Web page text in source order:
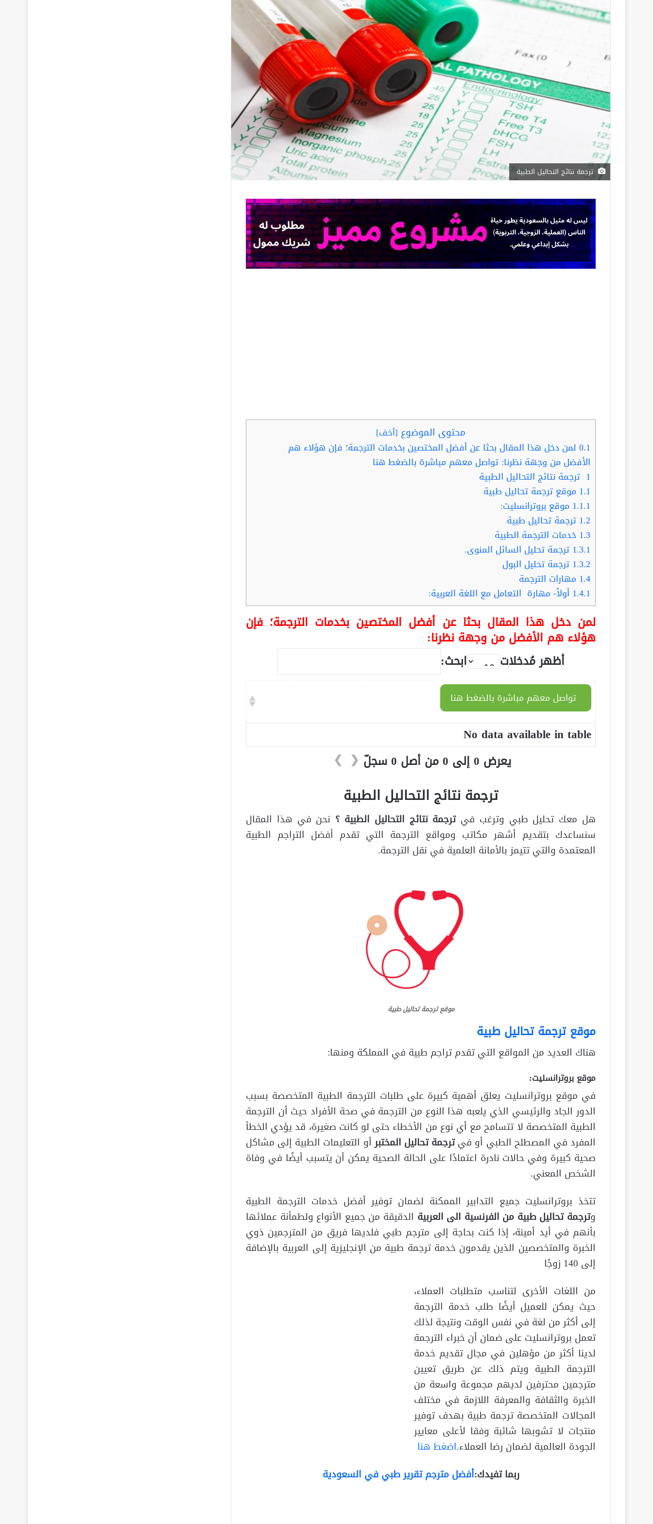
ترجمة نتائج التحاليل الطبية
محتوى الموضوع [أخف]
0.1 لمن دخل هذا المقال بحثا عن أفضل المختصين بخدمات الترجمة؛ فإن هؤلاء هم
الأفضل من وجهة نظرنا: تواصل معهم مباشرة بالضغط هنا
1 ترجمة نتائج التحاليل الطبية
1.1 موقع ترجمة تحاليل طبية
1.1.1 موقع بروترانسليت:
1.2 ترجمة تحاليل طبية
1.3 خدمات الترجمة الطبية
1.3.1 ترجمة تحليل السائل المنوى.
1.3.2 ترجمة تحليل البول
1.4 مهارات الترجمة
1.4.1 أولاً- مهارة التعامل مع اللغة العربية:
لمن دخل هذا المقال بحثا عن أفضل المختصين بخدمات الترجمة؛ فإن
هؤلاء هم الأفضل من وجهة نظرنا:
أظهر مُدخلات
ابحث:
تواصل معهم مباشرة بالضغط هنا
No data available in table
يعرض 0 إلى 0 من أصل 0 سجلّ
❮
❯
ترجمة نتائج التحاليل الطبية
هل معك تحليل طبي وترغب فيترجمة نتائج التحاليل الطبية ؟ نحن في هذا المقال
سنساعدك بتقديم أشهر مكاتب ومواقع الترجمة التي تقدم أفضل التراجم الطبية
المعتمدة والتي تتيمز بالأمانة العلمية في نقل الترجمة.
موقع ترجمة تحاليل طبية
موقع ترجمة تحاليل طبية
هناك العديد من المواقع التي تقدم تراجم طبية في المملكة ومنها:
موقع بروترانسليت:
في موقع بروترانسليت يعلق أهمية كبيرة على طلبات الترجمة الطبية المتخصصة بسبب
الدور الجاد والرئيسي الذي يلعبه هذا النوع من الترجمة في صحة الأفراد حيث أن الترجمة
الطبية المتخصصة لا تتسامح مع أي نوع من الأخطاء حتى لو كانت صغيرة، قد يؤدي الخطأ
المفرد في المصطلح الطبي أو فيترجمة تحاليل المختبرأو التعليمات الطبية إلى مشاكل
صحية كبيرة وفي حالات نادرة اعتمادًا على الحالة الصحية يمكن أن يتسبب أيضًا في وفاة
الشخص المعني.
تتخذ بروترانسليت جميع التدابير الممكنة لضمان توفير أفضل خدمات الترجمة الطبية
وترجمة تحاليل طبية من الفرنسية الى العربية الدقيقة من جميع الأنواع ولطمأنة عملائها
بأنهم في أيد أمينة، إذا كنت بحاجة إلى مترجم طبي فلديها فريق من المترجمين ذوي
الخبرة والمتخصصين الذين يقدمون خدمة ترجمة طبية من الإنجليزية إلى العربية بالإضافة
إلى 140 زوجًا
من اللغات الأخرى لتناسب متطلبات العملاء،
حيث يمكن للعميل أيضًا طلب خدمة الترجمة
إلى أكثر من لغة في نفس الوقت ونتيجة لذلك
تعمل بروترانسليت على ضمان أن خبراء الترجمة
لدينا أكثر من مؤهلين في مجال تقديم خدمة
الترجمة الطبية ويتم ذلك عن طريق تعيين
مترجمين محترفين لديهم مجموعة واسعة من
الخبرة والثقافة والمعرفة اللازمة في مختلف
المجالات المتخصصة ترجمة طبية بهدف توفير
منتجات لا تشوبها شائبة وفقا لأعلى معايير
الجودة العالمية لضمان رضا العملاء.اضغط هنا
ربما تفيدك:أفضل مترجم تقرير طبي في السعودية